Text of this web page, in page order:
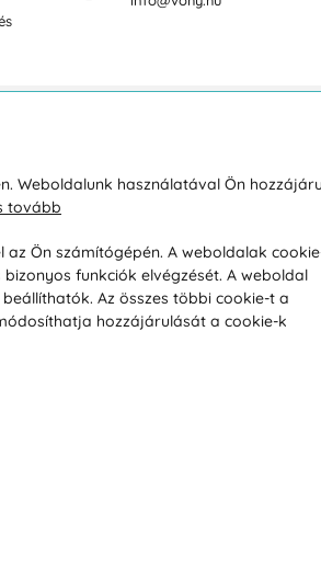
Társaságról
Magánélet
Tanácsadó iroda
Weboldalunk használatával Ön
tovább
Ön számítógépén. A weboldalak
funkciók elvégzését. A weboldal
Az összes többi cookie-t a
hozzájárulását a cookie-k